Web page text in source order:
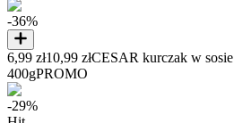
-36%
6,99 zł10,99 złCESAR kurczak w sosie
400gPROMO
-29%